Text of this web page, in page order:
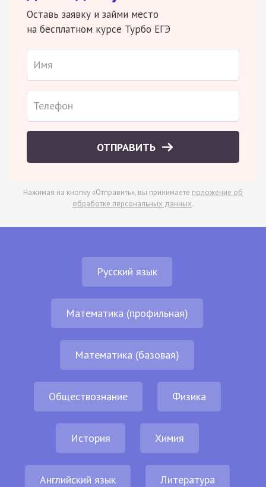
Оставь заявку и займи место
на бесплатном курсе Турбо ЕГЭ
ОТПРАВИТЬ
Нажимая на кнопку «Отправить», вы принимаете положение об
обработке персональных данных.
Русский язык
Математика (профильная)
Математика (базовая)
Обществознание Физика
История Химия
Английский язык Литература